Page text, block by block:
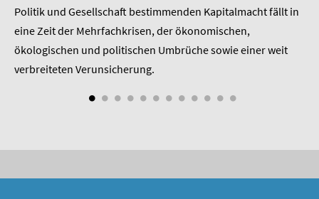
Newsletter
Suche
Politik und Gesellschaft bestimmenden Kapitalmacht fällt in
eine Zeit der Mehrfachkrisen, der ökonomischen,
ökologischen und politischen Umbrüche sowie einer weit
verbreiteten Verunsicherung.